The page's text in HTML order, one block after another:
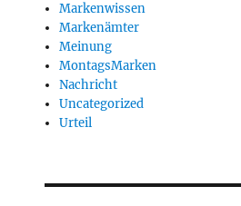
Markenwissen
Markenämter
Meinung
MontagsMarken
Nachricht
Uncategorized
Urteil